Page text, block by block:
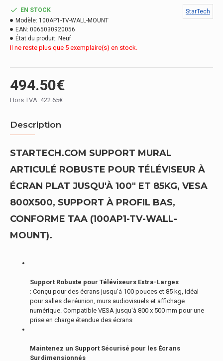
494.50€
Hors TVA: 422.65€
EN STOCK
Modèle: 100AP1-TV-WALL-MOUNT
EAN: 0065030920056
État du produit: Neuf
StarTech
Il ne reste plus que 5 exemplaire(s) en stock.
Description
STARTECH.COM SUPPORT MURAL
ARTICULÉ ROBUSTE POUR TÉLÉVISEUR À
ÉCRAN PLAT JUSQU'À 100" ET 85KG, VESA
800X500, SUPPORT À PROFIL BAS,
CONFORME TAA (100AP1-TV-WALL-
MOUNT).
Support Robuste pour Téléviseurs Extra-Larges
: Conçu pour des écrans jusqu'à 100 pouces et 85 kg, idéal
pour salles de réunion, murs audiovisuels et affichage
numérique. Compatible VESA jusqu'à 800 x 500 mm pour une
prise en charge étendue des écrans
Maintenez un Support Sécurisé pour les Écrans
Surdimensionnés